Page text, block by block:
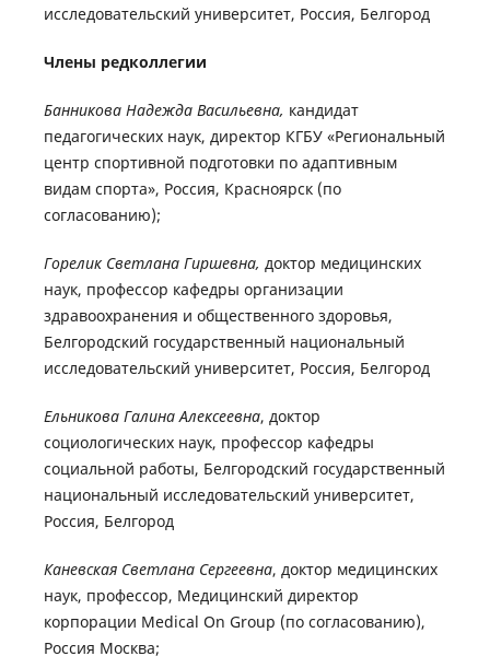
исследовательский университет, Россия, Белгород
Члены редколлегии
Банникова Надежда Васильевна, кандидат
педагогических наук, директор КГБУ «Региональный
центр спортивной подготовки по адаптивным
видам спорта», Россия, Красноярск (по
согласованию);
Горелик Светлана Гиршевна, доктор медицинских
наук, профессор кафедры организации
здравоохранения и общественного здоровья,
Белгородский государственный национальный
исследовательский университет, Россия, Белгород
Ельникова Галина Алексеевна, доктор
социологических наук, профессор кафедры
социальной работы, Белгородский государственный
национальный исследовательский университет,
Россия, Белгород
Каневская Светлана Сергеевна, доктор медицинских
наук, профессор, Медицинский директор
корпорации Medical On Group (по согласованию),
Россия Москва;